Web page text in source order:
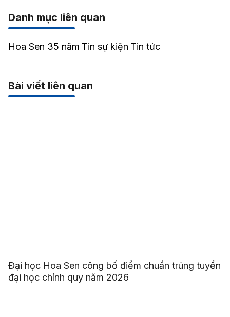
Danh mục liên quan
Hoa Sen 35 năm Tin sự kiện Tin tức
Bài viết liên quan
Đại học Hoa Sen công bố điểm chuẩn trúng tuyển
đại học chính quy năm 2026